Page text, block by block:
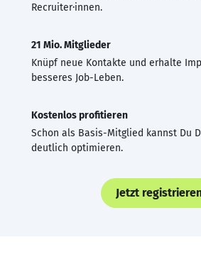
Recruiter·innen.
21 Mio. Mitglieder
Knüpf neue Kontakte und erhalte
besseres Job-Leben.
Kostenlos profitieren
Schon als Basis-Mitglied kannst Du
deutlich optimieren.
Jetzt